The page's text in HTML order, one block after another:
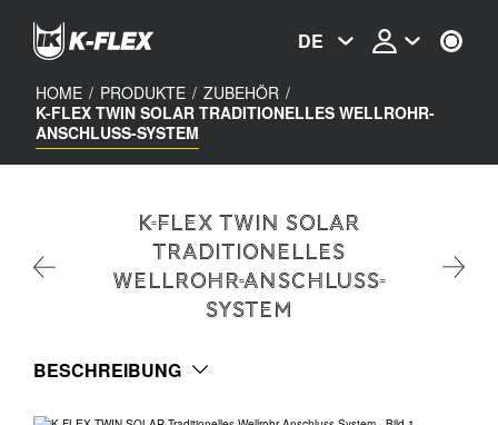
content
DE
HOME / PRODUKTE / ZUBEHÖR /
K-FLEX TWIN SOLAR TRADITIONELLES WELLROHR-
ANSCHLUSS-SYSTEM
K-FLEX TWIN SOLAR
Traditionelles
Wellrohr-Anschluss-
System
BESCHREIBUNG